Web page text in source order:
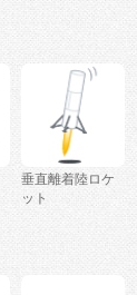
垂直離着陸ロケ
ット